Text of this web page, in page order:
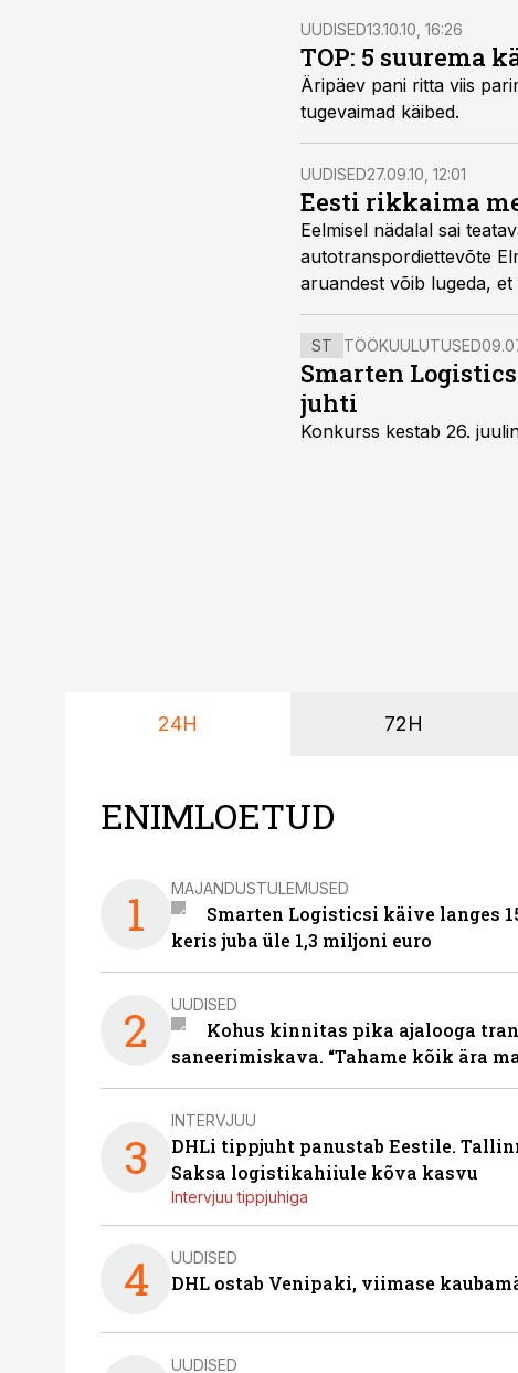
UUDISED13.10.10, 16:26
TOP: 5 suurema
Äripäev pani ritta viis
tugevaimad käibed.
UUDISED27.09.10, 12:01
Eesti rikkaima
Eelmisel nädalal sai
autotranspordiettevõte
aruandest võib lugeda,
ST TÖÖKUULUTUSED
Smarten
juhti
Konkurss kestab 26.
24H 72H
ENIMLOETUD
1 MAJANDUSTULEMUSED
Smarten Logisticsi käive langes
keris juba üle 1,3 miljoni euro
2 UUDISED
Kohus kinnitas pika ajalooga
saneerimiskava. “Tahame kõik ära
3
INTERVJUU
DHLi tippjuht panustab Eestile.
Saksa logistikahiiule kõva kasvu
Intervjuu tippjuhiga
4 UUDISED
DHL ostab Venipaki, viimase
UUDISED